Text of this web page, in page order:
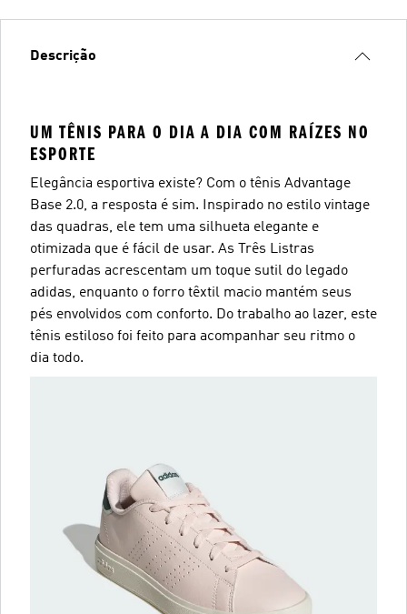
Descrição
UM TÊNIS PARA O DIA A DIA COM RAÍZES NO
ESPORTE
Elegância esportiva existe? Com o tênis Advantage
Base 2.0, a resposta é sim. Inspirado no estilo vintage
das quadras, ele tem uma silhueta elegante e
otimizada que é fácil de usar. As Três Listras
perfuradas acrescentam um toque sutil do legado
adidas, enquanto o forro têxtil macio mantém seus
pés envolvidos com conforto. Do trabalho ao lazer, este
tênis estiloso foi feito para acompanhar seu ritmo o
dia todo.